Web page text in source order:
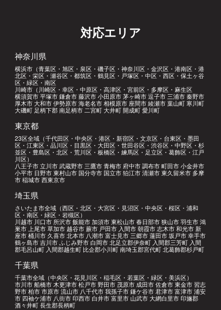
対応エリア
神奈川県
横浜市（青葉区・旭区・泉区・磯子区・神奈川区・金沢区・港南区・港
北区・栄区・瀬谷区・都筑区・鶴見区・戸塚区・中区・西区・保土ヶ谷
区・緑区・南区
川崎市（川崎区・幸区・中原区・高津区・宮前区・多摩区・麻生区
横須賀市 平塚市 鎌倉市 藤沢市 小田原市 茅ヶ崎市 逗子市 三浦市 秦野市
厚木市 大和市 伊勢原市 海老名市 相模原市 座間市 綾瀬市 葉山町 寒川町
大磯町 足柄下郡 南足柄市 二宮町 大井町 開成町 愛川町
東京都
23区全域（千代田区・中央区・港区・新宿区・文京区・台東区・墨田
区・江東区・品川区・目黒区・大田区・世田谷区・渋谷区・中野区・杉
並区・豊島区・北区・荒川区・板橋区・練馬区・足立区・葛飾区・江戸
川区）
八王子市 立川市 武蔵野市 三鷹市 青梅市 府中市 調布市 町田市 小金井市
小平市 日野市 東村山市 国分寺市 国立市 狛江市 清瀬市 東久留米市 多摩
市 稲城市 西東京市
埼玉県
さいたま市全域（西区・北区・大宮区・見沼区・中央区・桜区・浦和
区・南区・緑区・岩槻区）
川越市 川口市 所沢市 飯能市 加須市 東松山市 春日部市 狭山市 羽生市 鴻
巣市 上尾市 草加市 越谷市 蕨市 戸田市 入間市 朝霞市 志木市 和光市 新
座市 桶川市 久喜市 北本市 八潮市 富士見市 三郷市 蓮田市 坂戸市 幸手市
鶴ヶ島市 吉川市 ふじみ野市 白岡市 北足立郡伊奈町 入間郡三芳町 入間
郡毛呂山町 入間郡越生町 比企郡小川町 南埼玉郡宮代町 北葛飾郡杉戸町
千葉県
千葉市全域（中央区・花見川区・稲毛区・若葉区・緑区・美浜区）
市川市 船橋市 木更津市 松戸市 野田市 茂原市 成田市 佐倉市 東金市 習志
野市 柏市 市原市 流山市 八千代市 我孫子市 鎌ケ谷市 君津市 富津市 浦安
市 四袖ケ浦市 八街市 印西市 白井市 富里市 山武市 大網白里市 印旛郡
酒々井町 長生郡長柄町